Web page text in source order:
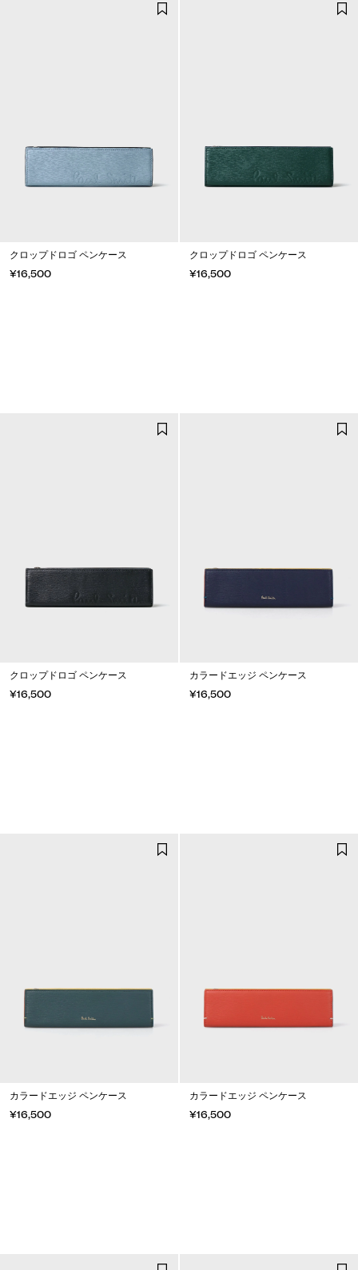
クロップドロゴ ペンケース
¥16,500
クロップドロゴ ペンケース
¥16,500
クロップドロゴ ペンケース
¥16,500
カラードエッジ ペンケース
¥16,500
カラードエッジ ペンケース
¥16,500
カラードエッジ ペンケース
¥16,500